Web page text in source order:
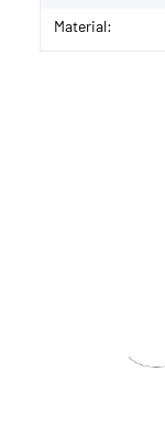
Material: